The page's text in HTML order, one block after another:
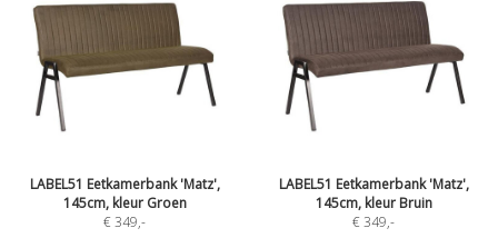
LABEL51 Eetkamerbank 'Matz',
145cm, kleur Groen
€ 349,-
LABEL51 Eetkamerbank 'Matz',
145cm, kleur Bruin
€ 349,-